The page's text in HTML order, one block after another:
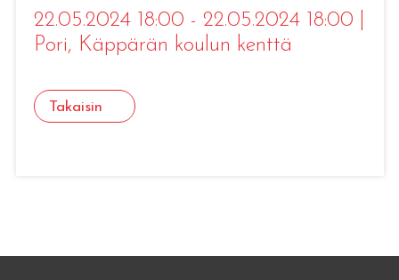
22.05.2024 18:00 - 22.05.2024 18:00
Pori, Käppärän koulun kenttä
Takaisin